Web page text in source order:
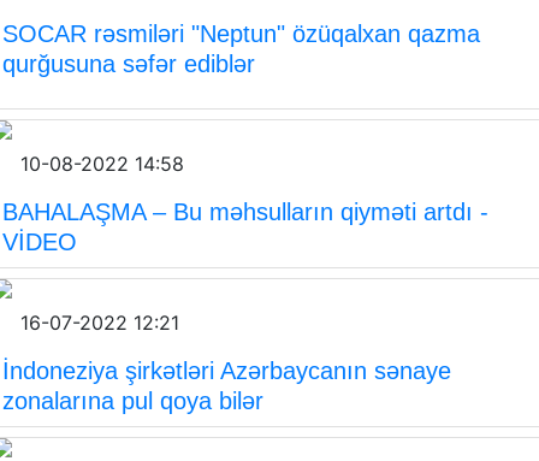
SOCAR rəsmiləri "Neptun" özüqalxan qazma
qurğusuna səfər ediblər
10-08-2022 14:58
BAHALAŞMA – Bu məhsulların qiyməti artdı -
VİDEO
16-07-2022 12:21
İndoneziya şirkətləri Azərbaycanın sənaye
zonalarına pul qoya bilər